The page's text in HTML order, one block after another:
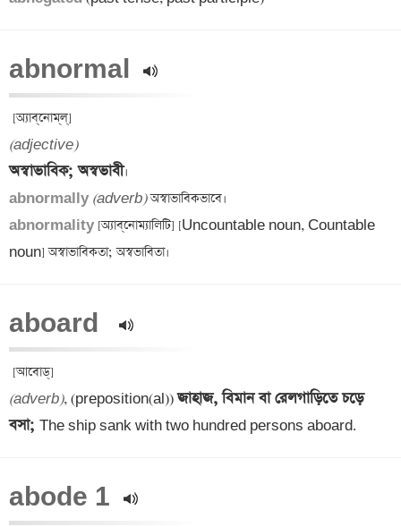
abnormal
(adjective)
অস্বাভাবিক; অস্বভাবী
abnormally (adverb)
abnormality [অ্যাব্‌‌নোম্যালিটি] [Uncountable noun, Countable
aboard
(adverb), (preposition(al)) জাহাজ, বিমান বা রেলগাড়িতে চড়ে
বসা; The ship sank with two hundred persons aboard.
abode 1